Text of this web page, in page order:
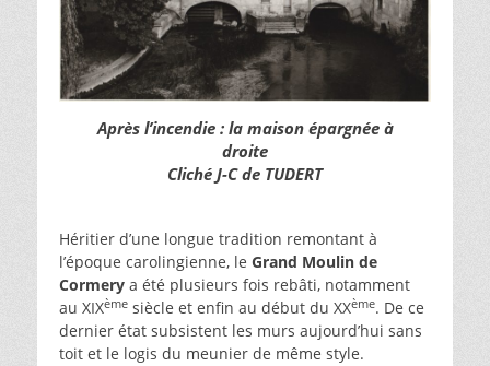
Après l’incendie : la maison épargnée à
droite
Cliché J-C de TUDERT
Héritier d’une longue tradition remontant à
l’époque carolingienne, le Grand Moulin de
Cormery a été plusieurs fois rebâti, notamment
au XIXème siècle et enfin au début du XXème. De ce
dernier état subsistent les murs aujourd’hui sans
toit et le logis du meunier de même style.